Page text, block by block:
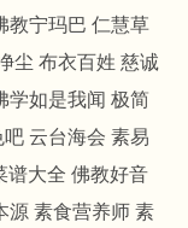
教宁玛巴 仁慧草
尘 布衣百姓 慈诚
学如是我闻 极简
吧 云台海会 素易
谱大全 佛教好音
源 素食营养师 素